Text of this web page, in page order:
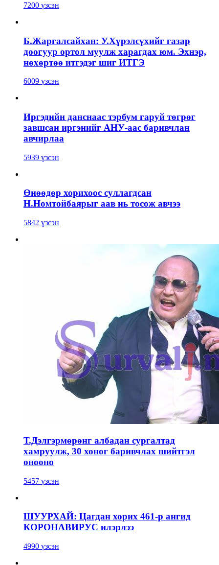
7200 үзсэн
Б.Жаргалсайхан: У.Хүрэлсүхийг газар
доогуур ортол муулж харагдах юм. Эхнэр,
нөхөртөө итгэдэг шиг ИТГЭ
6009 үзсэн
Иргэдийн данснаас тэрбум гаруй төгрөг
завшсан иргэнийг АНУ-аас баривчлан
авчирлаа
5939 үзсэн
Өнөөдөр хорихоос суллагдсан
Н.Номтойбаярыг аав нь тосож авчээ
5842 үзсэн
Т.Дэлгэрмөрөнг албадан сургалтад
хамруулж, 30 хоног баривчлах шийтгэл
онооно
5457 үзсэн
ШУУРХАЙ: Цагдан хорих 461-р ангид
КОРОНАВИРУС илэрлээ
4990 үзсэн